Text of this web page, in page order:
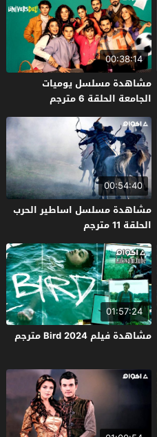
00:38:14
مشاهدة مسلسل يوميات
الجامعة الحلقة 6 مترجم
00:54:40
مشاهدة مسلسل اساطير الحرب
الحلقة 11 مترجم
01:57:24
مشاهدة فيلم Bird 2024 مترجم